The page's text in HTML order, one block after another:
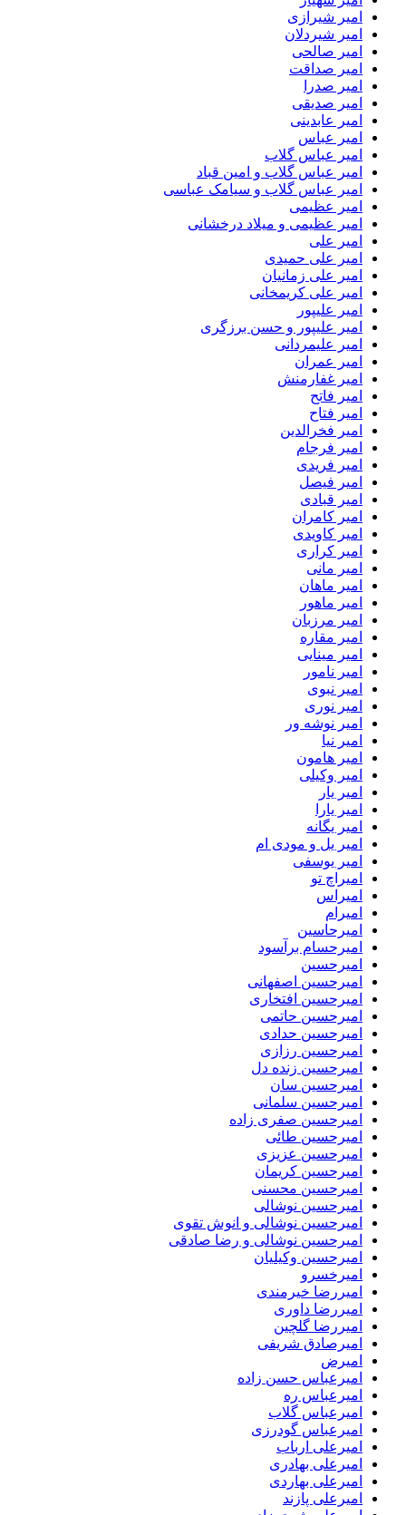
امیر شیرازی
امیر شیردلان
امیر صالحی
امیر صداقت
امیر صدرا
امیر صدیقی
امیر عابدینی
امیر عباس
امیر عباس گلاب
امیر عباس گلاب و امین قباد
امیر عباس گلاب و سیامک عباسی
امیر عظیمی
امیر عظیمی و میلاد درخشانی
امیر علی
امیر علی حمیدی
امیر علی زمانیان
امیر علی کریمخانی
امیر علیپور
امیر علیپور و حسن برزگری
امیر علیمردانی
امیر عمران
امیر غفارمنش
امیر فاتح
امیر فتاح
امیر فخرالدین
امیر فرجام
امیر فریدی
امیر فیصل
امیر قبادی
امیر کامران
امیر کاویدی
امیر کراری
امیر مانی
امیر ماهان
امیر ماهور
امیر مرزبان
امیر مقاره
امیر مینایی
امیر نامور
امیر نبوی
امیر نوری
امیر نوشه ور
امیر نیا
امیر هامون
امیر وکیلی
امیر یار
امیر یارا
امیر یگانه
امیر یل و مودی ام
امیر یوسفی
امیراچ تو
امیراس
امیرام
امیرحاسین
امیرحسام برآسود
امیرحسین
امیرحسین اصفهانی
امیرحسین افتخاری
امیرحسین حاتمی
امیرحسین حدادی
امیرحسین رزازی
امیرحسین زنده دل
امیرحسین سان
امیرحسین سلمانی
امیرحسین صفری زاده
امیرحسین طائی
امیرحسین عزیزی
امیرحسین کریمان
امیرحسین محسنی
امیرحسین نوشالی
امیرحسین نوشالی و انوش تقوی
امیرحسین نوشالی و رضا صادقی
امیرحسین وکیلیان
امیرخسرو
امیررضا خیرمندی
امیررضا داوری
امیررضا گلچین
امیرصادق شریفی
امیرض
امیرعباس حسن زاده
امیرعباس ره
امیرعباس گلاب
امیرعباس گودرزی
امیرعلی ارباب
امیرعلی بهادری
امیرعلی بهاردی
امیرعلی پازند